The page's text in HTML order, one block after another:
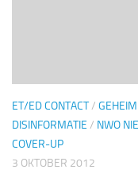
ET/ED CONTACT/
DISINFORMATIE / NWO
COVER-UP
3 OKTOBER 2012